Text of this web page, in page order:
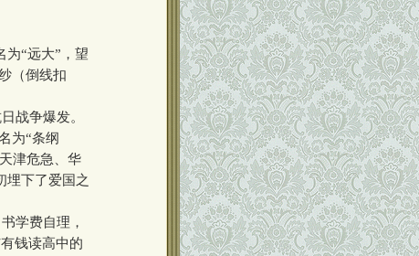
“远大”，望
（倒线扣
战争爆发。
为“条纲
津危急、华
下了爱国之
学费自理，
钱读高中的